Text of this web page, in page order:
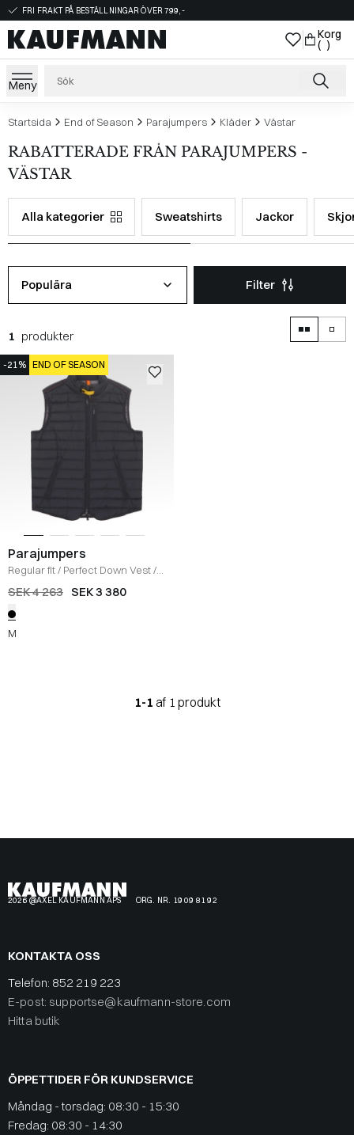
FRI FRAKT PÅ BESTÄLLNINGAR ÖVER 799,-
Korg
( )
Meny
Startsida End of Season Parajumpers Kläder Västar
RABATTERADE FRÅN PARAJUMPERS -
VÄSTAR
Alla kategorier Sweatshirts Jackor
Populära Filter
1 produkter
-21% END OF SEASON
Parajumpers
Regular fit/ Perfect Down Vest/
SORT
SEK 4 263 SEK 3 380
M
1-1 af 1 produkt
2026 @AXEL KAUFMANN APS ORG. NR. 19 09 81 92
KONTAKTA OSS
Telefon: 852 219 223
E-post: supportse@kaufmann-store.com
Hitta butik
ÖPPETTIDER FÖR KUNDSERVICE
Måndag - torsdag: 08:30 - 15:30
Fredag: 08:30 - 14:30